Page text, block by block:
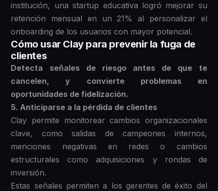
institución, una startup educativa logró mejorar su
retención mensual en un 21% al personalizar el
onboarding de los usuarios con mayor potencial.
Cómo usar Clay para prevenir la fuga de
clientes
Detecta señales de riesgo antes de que te
cancelen, y convierte problemas en
oportunidades de fidelización.
5. Anticiparse a la pérdida de clientes
Clay permite monitorear cambios organizacionales
clave, como salidas de campeones internos,
menciones negativas en redes o cambios
estructurales como adquisiciones y rondas de
inversión.
Estas señales permiten a los gerentes de éxito del